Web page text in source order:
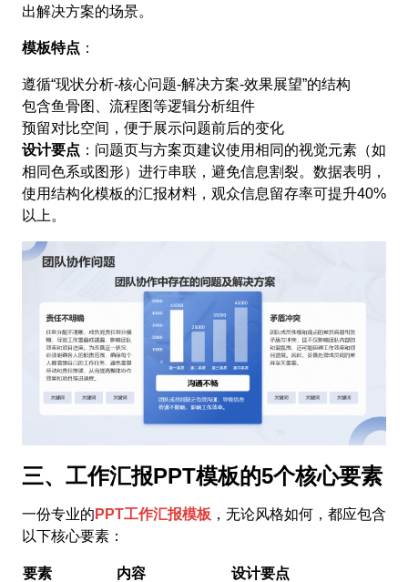
出解决方案的场景。
模板特点 ：
遵循“现状分析-核心问题-解决方案-效果展望”的结构
包含鱼骨图、流程图等逻辑分析组件
预留对比空间，便于展示问题前后的变化
设计要点 ：问题页与方案页建议使用相同的视觉元素（如
相同色系或图形）进行串联，避免信息割裂。数据表明，
使用结构化模板的汇报材料，观众信息留存率可提升40%
以上。
三、工作汇报PPT模板的5个核心要素
一份专业的 PPT工作汇报模板 ，无论风格如何，都应包含
以下核心要素：
要素 内容 设计要点